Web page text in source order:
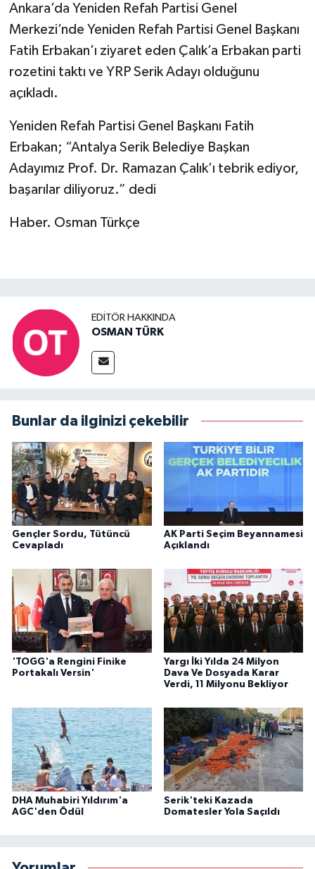
Ankara’da Yeniden Refah Partisi Genel
Merkezi’nde Yeniden Refah Partisi Genel Başkanı
Fatih Erbakan’ı ziyaret eden Çalık’a Erbakan parti
rozetini taktı ve YRP Serik Adayı olduğunu
açıkladı.
Yeniden Refah Partisi Genel Başkanı Fatih
Erbakan; “Antalya Serik Belediye Başkan
Adayımız Prof. Dr. Ramazan Çalık’ı tebrik ediyor,
başarılar diliyoruz.” dedi
Haber. Osman Türkçe
EDITÖR HAKKINDA
OSMAN TÜRK
Bunlar da ilginizi çekebilir
Gençler Sordu, Tütüncü
Cevapladı
AK Parti Seçim Beyannamesi
Açıklandı
'TOGG'a Rengini Finike
Portakalı Versin'
Yargı İki Yılda 24 Milyon
Dava Ve Dosyada Karar
Verdi, 11 Milyonu Bekliyor
DHA Muhabiri Yıldırım'a
AGC'den Ödül
Serik'teki Kazada
Domatesler Yola Saçıldı